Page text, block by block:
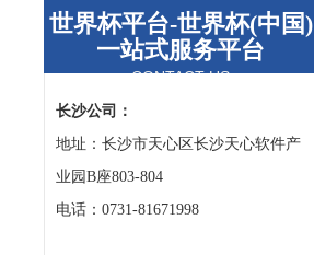
世界杯平台-世界杯(中国)
一站式服务平台
CONTACT US
长沙公司：
地址：长沙市天心区长沙天心软件产
业园B座803-804
电话：0731-81671998